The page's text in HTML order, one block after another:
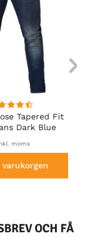
Tapered Fit
Dark Blue
moms
varukorgen
OCH FÅ